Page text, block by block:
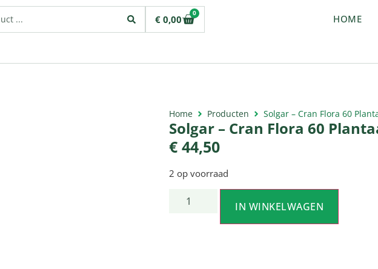
€ 0,00
0 HOME
Home Producten Solgar – Cran Flora 60
Solgar – Cran Flora 60
€ 44,50
2 op voorraad
IN WINKELWAGEN